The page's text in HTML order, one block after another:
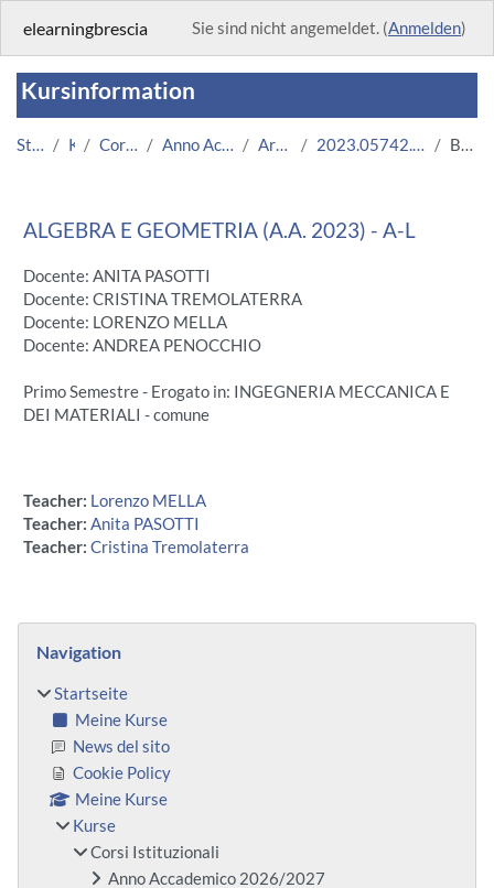
elearningbrescia Sie sind nicht angemeldet. (Anmelden)
Kursinformation
Startseite Kurse Corsi Istituzionali Anno Accademico 2023/2024 Area Ingegneria 2023.05742.2022.99.A000017.A-L_15211 Beschreibung
ALGEBRA E GEOMETRIA (A.A. 2023) - A-L
Docente: ANITA PASOTTI
Docente: CRISTINA TREMOLATERRA
Docente: LORENZO MELLA
Docente: ANDREA PENOCCHIO
Primo Semestre - Erogato in: INGEGNERIA MECCANICA E
DEI MATERIALI - comune
Teacher: Lorenzo MELLA
Teacher: Anita PASOTTI
Teacher: Cristina Tremolaterra
Blöcke
Navigation
Startseite
Meine Kurse
News del sito
Cookie Policy
Meine Kurse
Kurse
Corsi Istituzionali
Anno Accademico 2026/2027